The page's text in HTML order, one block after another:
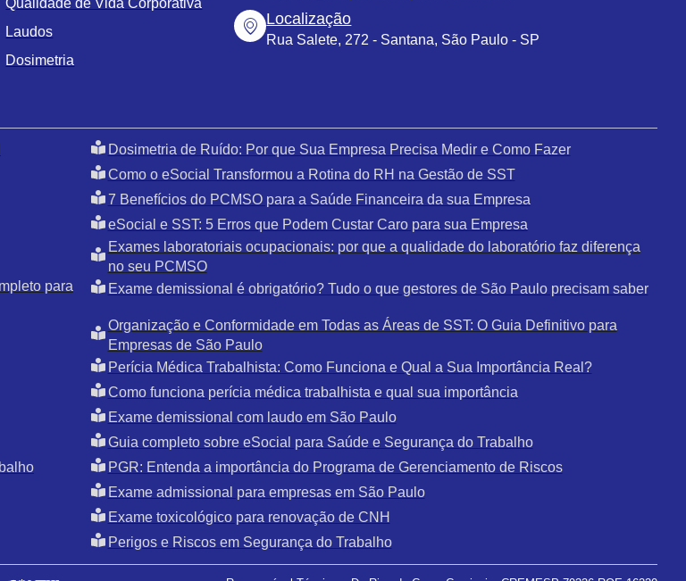
Laudos
Dosimetria
Localização
Rua Salete, 272 - Santana, São Paulo - SP
Dosimetria de Ruído: Por que Sua Empresa Precisa Medir e Como Fazer
Como o eSocial Transformou a Rotina do RH na Gestão de SST
7 Benefícios do PCMSO para a Saúde Financeira da sua Empresa
eSocial e SST: 5 Erros que Podem Custar Caro para sua Empresa
Exames laboratoriais ocupacionais: por que a qualidade do laboratório faz diferença
no seu PCMSO
para
Exame demissional é obrigatório? Tudo o que gestores de São Paulo precisam saber
Organização e Conformidade em Todas as Áreas de SST: O Guia Definitivo para
Empresas de São Paulo
Perícia Médica Trabalhista: Como Funciona e Qual a Sua Importância Real?
Como funciona perícia médica trabalhista e qual sua importância
Exame demissional com laudo em São Paulo
Guia completo sobre eSocial para Saúde e Segurança do Trabalho
PGR: Entenda a importância do Programa de Gerenciamento de Riscos
Exame admissional para empresas em São Paulo
Exame toxicológico para renovação de CNH
Perigos e Riscos em Segurança do Trabalho